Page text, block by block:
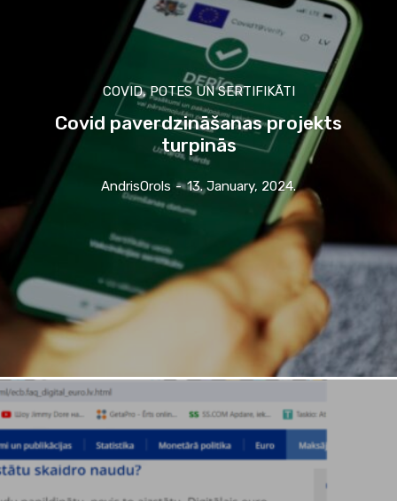
COVID, POTES UN SERTIFIKĀTI
Covid paverdzināšanas projekts
turpinās
AndrisOrols - 13. January, 2024.